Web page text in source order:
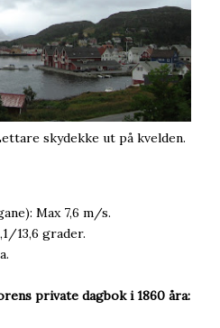
skydekke ut på kvelden.
Max 7,6 m/s.
13,6 grader.
private dagbok i 1860 åra: